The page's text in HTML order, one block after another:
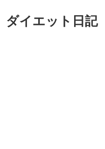
ダイエット日記